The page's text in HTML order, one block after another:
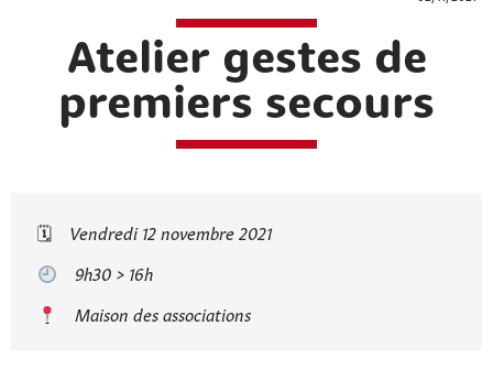
Atelier gestes de
premiers secours
🗓
Vendredi 12 novembre 2021
9h30 > 16h
Maison des associations